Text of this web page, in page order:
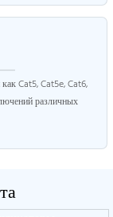
Cat5, Cat5e, Cat6,
различных